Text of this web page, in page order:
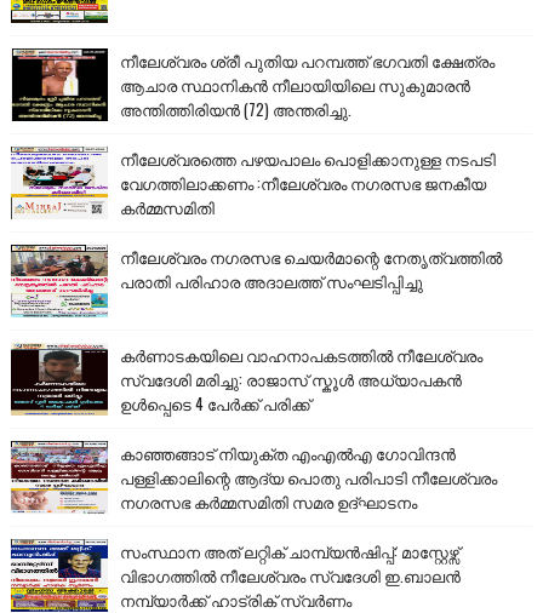
നീലേശ്വരം ശ്രീ പുതിയ പറമ്പത്ത് ഭഗവതി ക്ഷേത്രം
ആചാര സ്ഥാനികൻ നീലായിയിലെ സുകുമാരൻ
അന്തിത്തിരിയൻ (72) അന്തരിച്ചു.
നീലേശ്വരത്തെ പഴയപാലം പൊളിക്കാനുള്ള നടപടി
വേഗത്തിലാക്കണം :നീലേശ്വരം നഗരസഭ ജനകീയ
കർമ്മസമിതി
നീലേശ്വരം നഗരസഭ ചെയർമാന്റെ നേതൃത്വത്തിൽ
പരാതി പരിഹാര അദാലത്ത് സംഘടിപ്പിച്ചു
കർണാടകയിലെ വാഹനാപകടത്തിൽ നീലേശ്വരം
സ്വദേശി മരിച്ചു: രാജാസ് സ്കൂൾ അധ്യാപകൻ
ഉൾപ്പെടെ 4 പേർക്ക് പരിക്ക്
കാഞ്ഞങ്ങാട് നിയുക്ത എംഎൽഎ ഗോവിന്ദൻ
പള്ളിക്കാലിന്റെ ആദ്യ പൊതു പരിപാടി നീലേശ്വരം
നഗരസഭ കർമ്മസമിതി സമര ഉദ്ഘാടനം
സംസ്ഥാന അത് ലറ്റിക് ചാമ്പ്യൻഷിപ്പ്: മാസ്റ്റേഴ്സ്
വിഭാഗത്തിൽ നീലേശ്വരം സ്വദേശി ഇ.ബാലൻ
നമ്പ്യാർക്ക് ഹാട്രിക് സ്വർണം